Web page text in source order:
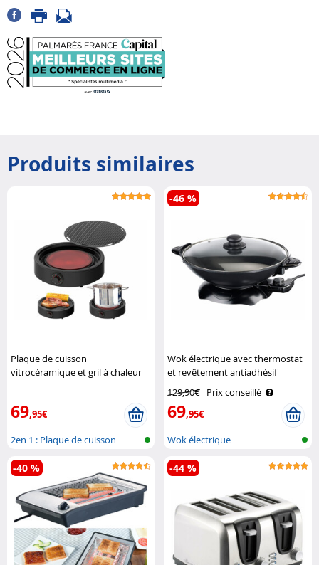
Produits similaires
Plaque de cuisson
vitrocéramique et gril à chaleur
69,95€
2en 1 : Plaque de cuisson
vitrocéra..
Wok électrique avec thermostat
et revêtement antiadhésif
129,90€ Prix conseillé
69,95€
-46 %
Wok électrique
-40 % -44 %